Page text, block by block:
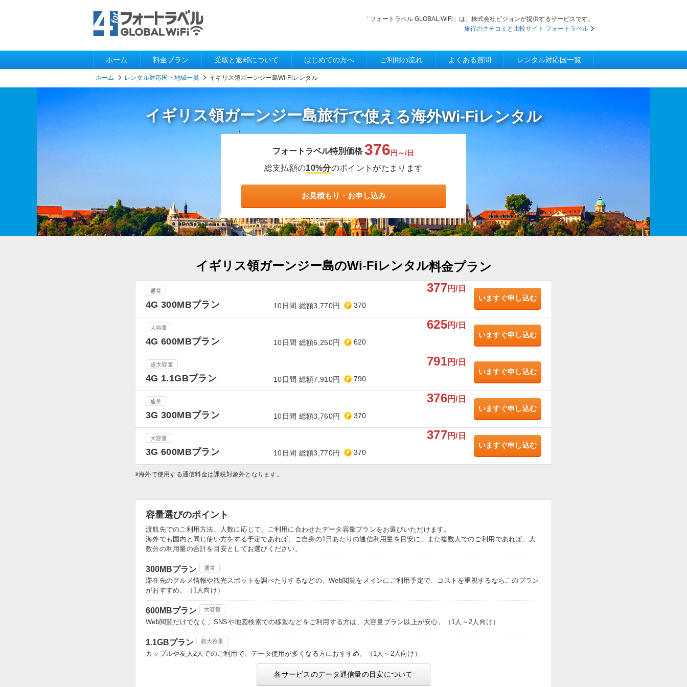
「フォートラベル GLOBAL WiFi」は、株式会社ビジョンが提供するサービスです。
旅行のクチコミと比較サイト フォートラベル
ホーム 料金プラン 受取と返却について はじめての方へ ご利用の流れ よくある質問 レンタル対応国一覧
ホーム レンタル対応国・地域一覧 イギリス領ガーンジー島Wi-Fiレンタル
イギリス領ガーンジー島旅行で使える海外Wi-Fiレンタル
フォートラベル特別価格 376 円～/日
総支払額の10%分のポイントがたまります
お見積もり・お申し込み
イギリス領ガーンジー島のWi-Fiレンタル料金プラン
通常
4G 300MBプラン 10日間 総額3,770円 370
377円/日
いますぐ申し込む
大容量
4G 600MBプラン 10日間 総額6,250円 620
625円/日
いますぐ申し込む
超大容量
4G 1.1GBプラン 10日間 総額7,910円 790
791円/日
いますぐ申し込む
通常
3G 300MBプラン 10日間 総額3,760円 370
376円/日
いますぐ申し込む
大容量
3G 600MBプラン 10日間 総額3,770円 370
377円/日
いますぐ申し込む
※海外で使用する通信料金は課税対象外となります。
容量選びのポイント
渡航先でのご利用方法、人数に応じて、ご利用に合わせたデータ容量プランをお選びいただけます。
海外でも国内と同じ使い方をする予定であれば、ご自身の1日あたりの通信利用量を目安に、また複数人でのご利用であれば、人
数分の利用量の合計を目安としてお選びください。
300MBプラン 通常
滞在先のグルメ情報や観光スポットを調べたりするなどの、Web閲覧をメインにご利用予定で、コストを重視するならこのプラン
がおすすめ。（1人向け）
600MBプラン 大容量
Web閲覧だけでなく、SNSや地図検索での移動などをご利用する方は、大容量プラン以上が安心。（1人～2人向け）
1.1GBプラン 超大容量
カップルや友人2人でのご利用で、データ使用が多くなる方におすすめ。（1人～2人向け）
各サービスのデータ通信量の目安について